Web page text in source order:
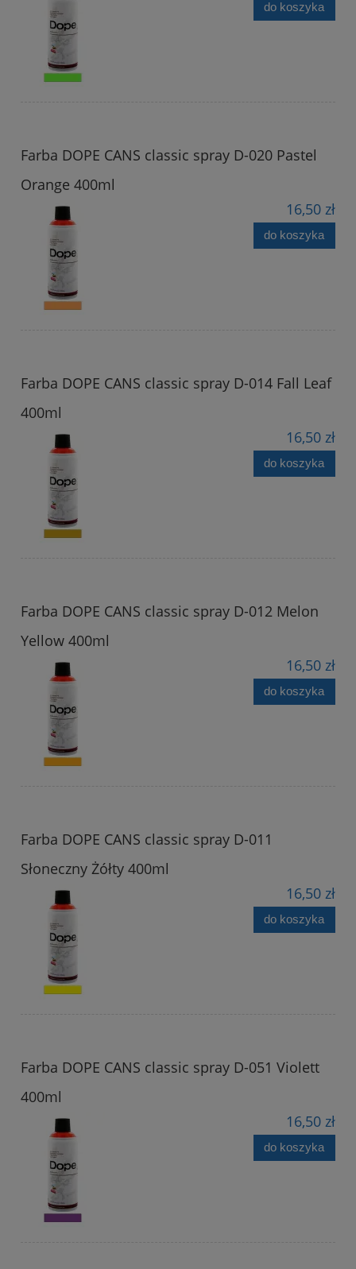
do koszyka
Farba DOPE CANS classic spray D-020 Pastel
Orange 400ml
16,50 zł
do koszyka
Farba DOPE CANS classic spray D-014 Fall Leaf
400ml
16,50 zł
do koszyka
Farba DOPE CANS classic spray D-012 Melon
Yellow 400ml
16,50 zł
do koszyka
Farba DOPE CANS classic spray D-011
Słoneczny Żółty 400ml
16,50 zł
do koszyka
Farba DOPE CANS classic spray D-051 Violett
400ml
16,50 zł
do koszyka